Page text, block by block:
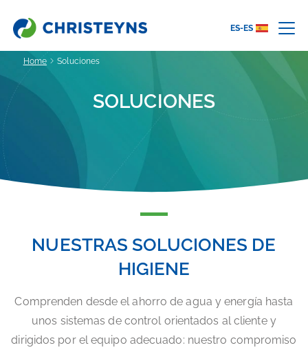
ES-ES
Home Soluciones
SOLUCIONES
NUESTRAS SOLUCIONES DE
HIGIENE
Comprenden desde el ahorro de agua y energía hasta
unos sistemas de control orientados al cliente y
dirigidos por el equipo adecuado: nuestro compromiso